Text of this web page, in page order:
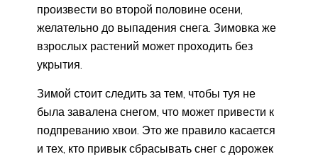
произвести во второй половине осени,
желательно до выпадения снега. Зимовка же
взрослых растений может проходить без
укрытия.
Зимой стоит следить за тем, чтобы туя не
была завалена снегом, что может привести к
подпреванию хвои. Это же правило касается
и тех, кто привык сбрасывать снег с дорожек